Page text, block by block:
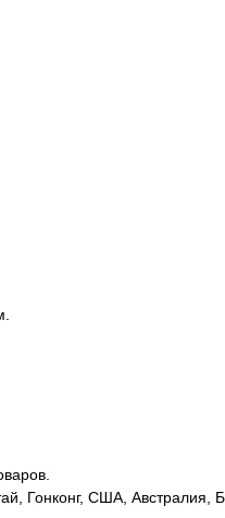
Гонконг, США, Австралия,